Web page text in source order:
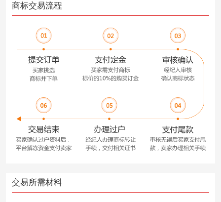
商标交易流程
交易所需材料